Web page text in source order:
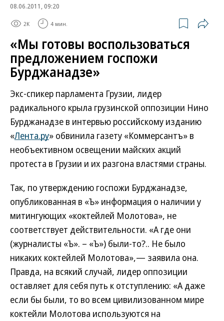
08.06.2011, 09:20
2K 4 мин.
«Мы готовы воспользоваться
предложением госпожи
Бурджанадзе»
Экс-спикер парламента Грузии, лидер
радикального крыла грузинской оппозиции Нино
Бурджанадзе в интервью российскому изданию
«Лента.ру» обвинила газету «Коммерсантъ» в
необъективном освещении майских акций
протеста в Грузии и их разгона властями страны.
Так, по утверждению госпожи Бурджанадзе,
опубликованная в «Ъ» информация о наличии у
митингующих «коктейлей Молотова», не
соответствует действительности. «А где они
(журналисты «Ъ». – «Ъ») были-то?.. Не было
никаких коктейлей Молотова»,— заявила она.
Правда, на всякий случай, лидер оппозиции
оставляет для себя путь к отступлению: «А даже
если бы были, то во всем цивилизованном мире
коктейли Молотова используются на